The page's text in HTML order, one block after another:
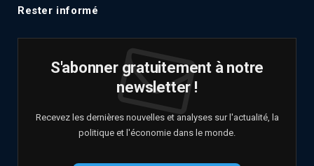
Rester informé
S'abonner gratuitement à notre
newsletter !
Recevez les dernières nouvelles et analyses sur l'actualité, la
politique et l'économie dans le monde.